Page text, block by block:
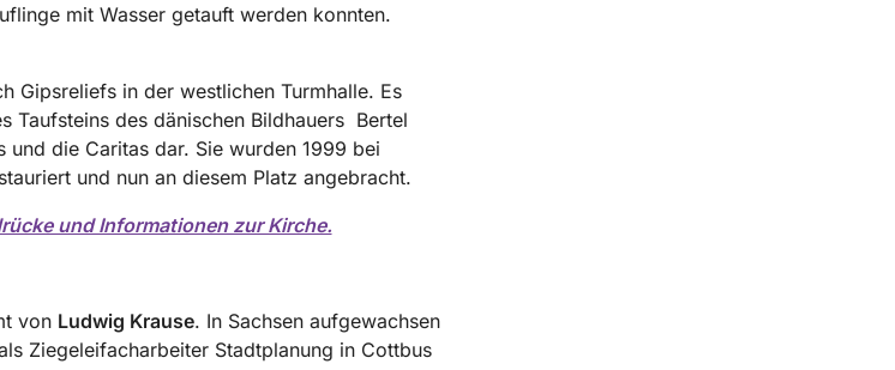
mit Wasser getauft werden konnten.
Gipsreliefs in der westlichen Turmhalle. Es
Taufsteins des dänischen Bildhauers Bertel
und die Caritas dar. Sie wurden 1999 bei
und nun an diesem Platz angebracht.
und Informationen zur Kirche.
von Ludwig Krause. In Sachsen aufgewachsen
Ziegeleifacharbeiter Stadtplanung in Cottbus